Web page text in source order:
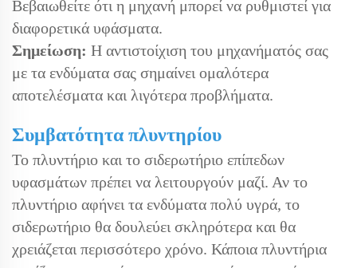
Βεβαιωθείτε ότι η μηχανή μπορεί να ρυθμιστεί για
διαφορετικά υφάσματα.
Σημείωση: Η αντιστοίχιση του μηχανήματός σας
με τα ενδύματα σας σημαίνει ομαλότερα
αποτελέσματα και λιγότερα προβλήματα.
Συμβατότητα πλυντηρίου
Το πλυντήριο και το σιδερωτήριο επίπεδων
υφασμάτων πρέπει να λειτουργούν μαζί. Αν το
πλυντήριο αφήνει τα ενδύματα πολύ υγρά, το
σιδερωτήριο θα δουλεύει σκληρότερα και θα
χρειάζεται περισσότερο χρόνο. Κάποια πλυντήρια